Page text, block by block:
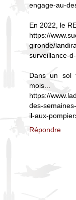
engage-au-
En 2022, le
https://
gironde/
surveillance-
Dans un sol
mois...
https://
des-
il-aux-
Répondre